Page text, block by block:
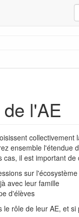
l'AE
collectivement
ensemble l'étendue
il est important
sur
avec leur famille
d'élèves
rôle de leur AE, et